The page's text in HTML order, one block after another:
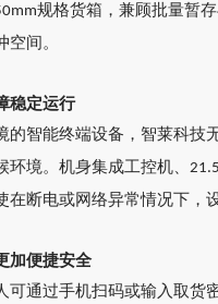
规格货箱，兼顾批量暂
间。
稳定运行
的智能终端设备， 智莱科技
境。机身集成工控机、
在断电或网络异常情况下，
加便捷安全
可通过手机扫码或输入取货